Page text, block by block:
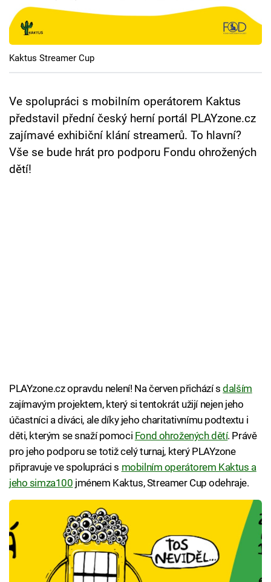
Cool Esport
Pořady
TV Program
Sledujte prima+
Přihlášení
Kaktus Streamer Cup
Ve spolupráci s mobilním operátorem Kaktus
představil přední český herní portál PLAYzone.cz
zajímavé exhibiční klání streamerů. To hlavní?
Vše se bude hrát pro podporu Fondu ohrožených
dětí!
PLAYzone.cz opravdu nelení! Na červen přichází sdalším
zajímavým projektem, který si tentokrát užijí nejen jeho
účastníci a diváci, ale díky jeho charitativnímu podtextu i
děti, kterým se snaží pomoci Fond ohrožených dětí. Právě
pro jeho podporu se totiž celý turnaj, který PLAYzone
připravuje ve spolupráci s mobilním operátorem Kaktus a
jeho simza100 jménem Kaktus, Streamer Cup odehraje.